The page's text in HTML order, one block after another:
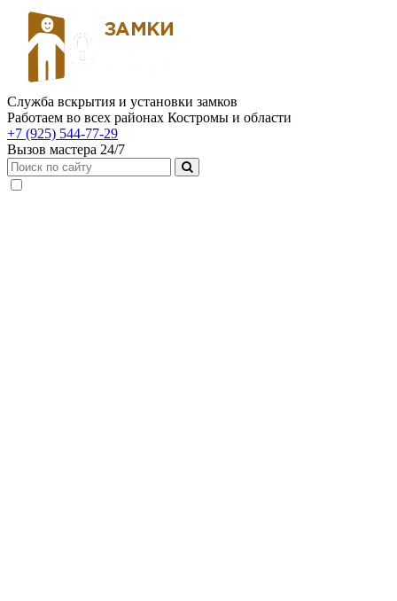
Служба вскрытия и установки замков
Работаем во всех районах Костромы и области
+7 (925) 544-77-29
Вызов мастера 24/7